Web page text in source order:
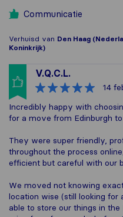
Communicatie
Verhuisd van Den Haag
Koninkrijk)
V.Q.C.L.
14
Incredibly happy with
for a move from Edinburgh
They were super friendly,
throughout the process
efficient but careful with our
We moved not knowing
location wise (still looking
able to store our things in